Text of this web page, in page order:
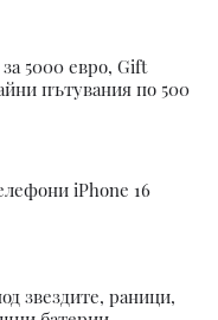
5000 евро, Gift
пътувания по 500
iPhone 16
звездите, раници,